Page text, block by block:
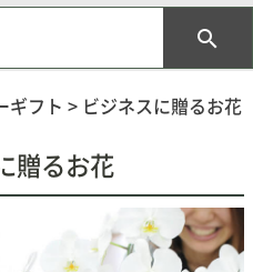
ギフト ビジネスに贈るお花
贈るお花